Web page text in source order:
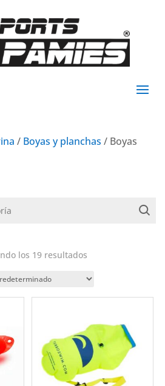
/ Boyas y planchas / Boyas
los 19 resultados